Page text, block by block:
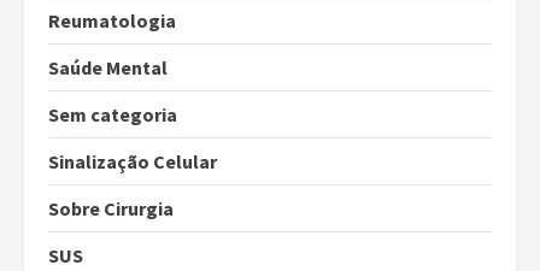
Reumatologia
Saúde Mental
Sem categoria
Sinalização Celular
Sobre Cirurgia
SUS